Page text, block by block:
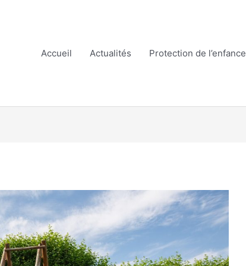
Accueil
Actualités Protection de l’enfance